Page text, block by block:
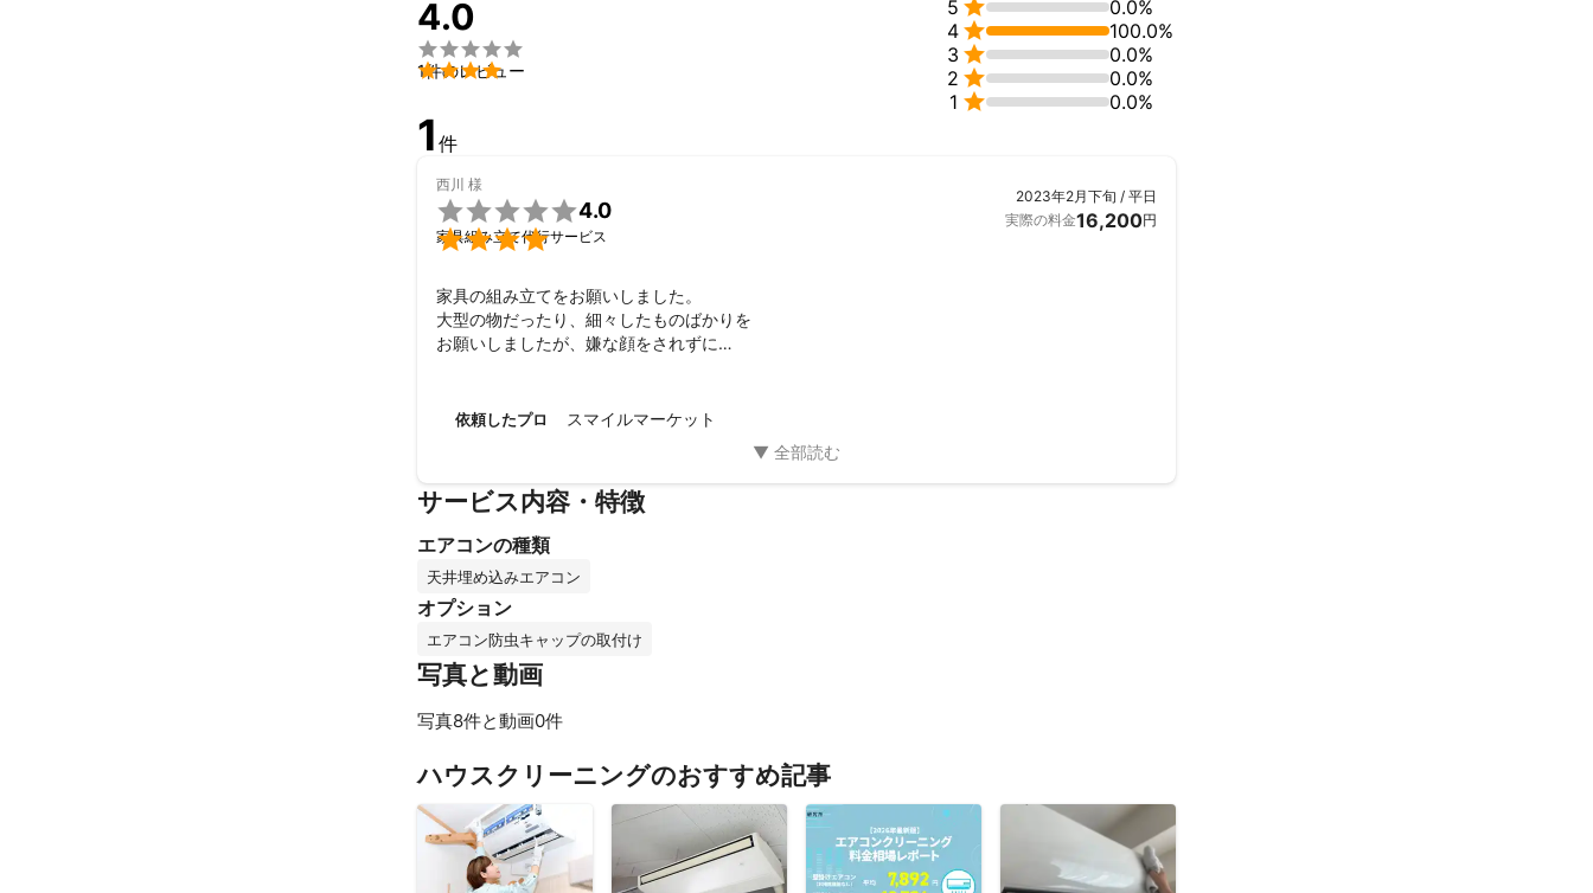
・家具組立・
個人宅、オフィスを中心に50件以上
出張BBQサービスも起こっております
・写真、動画撮影
個人、法人中心に50件以上
フォトブライダル
アピールポイント
全ての事業に常に全力投球しております。
お客様の満足度を第一に考え、これまでもこれからも末永くご愛顧いただけるサービスに徹底してお
4.0


1件のレビュー
5 
0.0%
4 
100.0%
3 
0.0%
2 
0.0%
1  0.0%
1 件
西川 様


4.0
家具組み立て代行サービス
2023年2月下旬 / 平日
実際の料金16,200円
家具の組み立てをお願いしました。
大型の物だったり、細々したものばかりを
お願いしましたが、嫌な顔をされずに
対応して下さりました。
依頼したプロ スマイルマーケット
サービス内容・特徴
エアコンの種類
天井埋め込みエアコン
オプション
エアコン防虫キャップの取付け
写真と動画
写真8件と動画0件
ハウスクリーニングのおすすめ記事